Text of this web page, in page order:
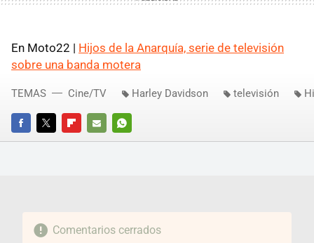
En Moto22 | Hijos de la Anarquía, serie de televisión
sobre una banda motera
FACEBOOKTWITTERFLIPBOARD
E-
WHATSAPP
TEMAS Cine/TV Harley Davidson televisión
Comentarios cerrados